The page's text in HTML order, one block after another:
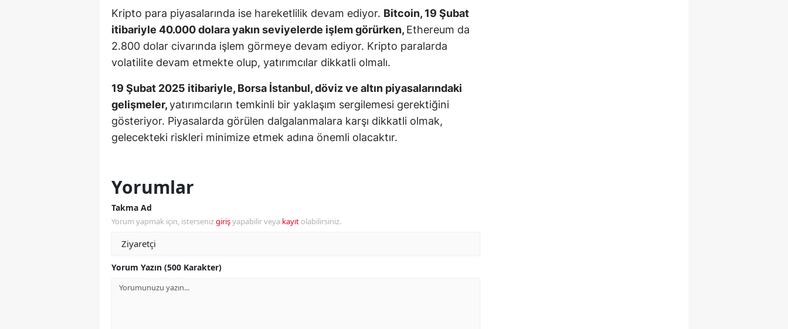
Bartın
Ardahan
Iğdır
Yalova
Kilis
Kripto para piyasalarında ise hareketlilik devam ediyor. Bitcoin, 19 Şubat
itibariyle 40.000 dolara yakın seviyelerde işlem görürken, Ethereum da
2.800 dolar civarında işlem görmeye devam ediyor. Kripto paralarda
volatilite devam etmekte olup, yatırımcılar dikkatli olmalı.
19 Şubat 2025 itibariyle, Borsa İstanbul, döviz ve altın piyasalarındaki
gelişmeler,yatırımcıların temkinli bir yaklaşım sergilemesi gerektiğini
gösteriyor. Piyasalarda görülen dalgalanmalara karşı dikkatli olmak,
gelecekteki riskleri minimize etmek adına önemli olacaktır.
Yorumlar
Takma Ad
Yorum yapmak için, istersenizgirişyapabilir veya kayıt olabilirsiniz.
Yorum Yazın (500 Karakter)